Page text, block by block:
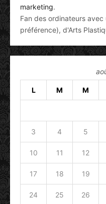
marketing.
Fan des ordinateurs
préférence), d'Arts
L M M
3 4 5
10 11 12
17 18 19
24 25 26